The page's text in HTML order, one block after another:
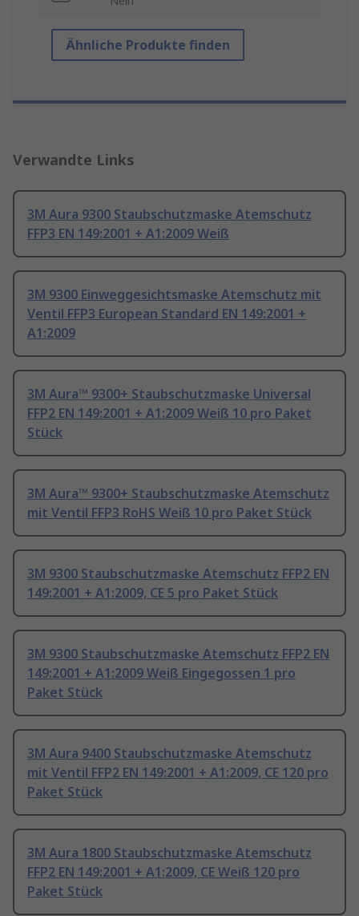
Ähnliche Produkte finden
Verwandte Links
3M Aura 9300 Staubschutzmaske Atemschutz
FFP3 EN 149:2001 + A1:2009 Weiß
3M 9300 Einweggesichtsmaske Atemschutz mit
Ventil FFP3 European Standard EN 149:2001 +
A1:2009
3M Aura™ 9300+ Staubschutzmaske Universal
FFP2 EN 149:2001 + A1:2009 Weiß 10 pro Paket
Stück
3M Aura™ 9300+ Staubschutzmaske Atemschutz
mit Ventil FFP3 RoHS Weiß 10 pro Paket Stück
3M 9300 Staubschutzmaske Atemschutz FFP2 EN
149:2001 + A1:2009, CE 5 pro Paket Stück
3M 9300 Staubschutzmaske Atemschutz FFP2 EN
149:2001 + A1:2009 Weiß Eingegossen 1 pro
Paket Stück
3M Aura 9400 Staubschutzmaske Atemschutz
mit Ventil FFP2 EN 149:2001 + A1:2009, CE 120 pro
Paket Stück
3M Aura 1800 Staubschutzmaske Atemschutz
FFP2 EN 149:2001 + A1:2009, CE Weiß 120 pro
Paket Stück